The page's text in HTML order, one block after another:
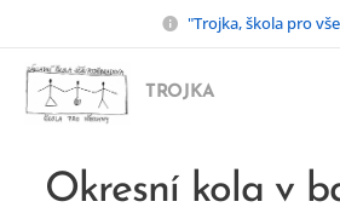
"Trojka, škola pro
TROJKA
Okresní kola v